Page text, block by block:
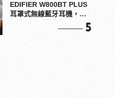
EDIFIER W800BT PLUS
耳罩式無線藍牙耳機，在
5